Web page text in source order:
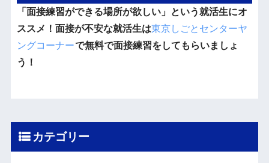
「面接練習ができる場所が欲しい」という就活生にオ
ススメ！面接が不安な就活生は東京しごとセンターヤ
ングコーナーで無料で面接練習をしてもらいましょ
う！
カテゴリー